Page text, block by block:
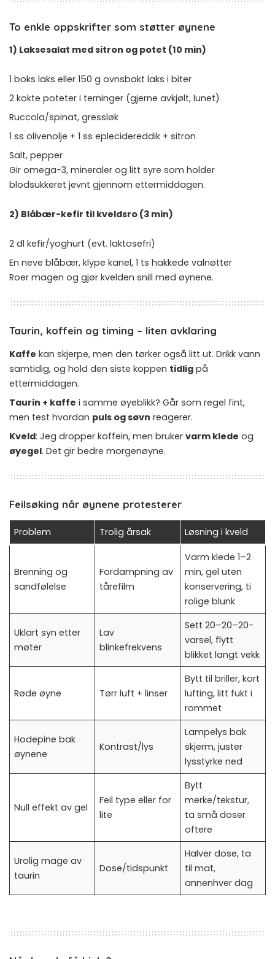
To enkle oppskrifter som støtter øynene
1) Laksesalat med sitron og potet (10 min)
1 boks laks eller 150 g ovnsbakt laks i biter
2 kokte poteter i terninger (gjerne avkjølt, lunet)
Ruccola/spinat, gressløk
1 ss olivenolje + 1 ss eplecidereddik + sitron
Salt, pepper
Gir omega-3, mineraler og litt syre som holder
blodsukkeret jevnt gjennom ettermiddagen.
2) Blåbær-kefir til kveldsro (3 min)
2 dl kefir/yoghurt (evt. laktosefri)
En neve blåbær, klype kanel, 1 ts hakkede valnøtter
Roer magen og gjør kvelden snill med øynene.
Taurin, koffein og timing – liten avklaring
Kaffe kan skjerpe, men den tørker også litt ut. Drikk vann
samtidig, og hold den siste koppen tidlig på
ettermiddagen.
Taurin + kaffe i samme øyeblikk? Går som regel fint,
men test hvordan puls og søvn reagerer.
Kveld: Jeg dropper koffein, men bruker varm klede og
øyegel. Det gir bedre morgenøyne.
Feilsøking når øynene protesterer
Problem Trolig årsak Løsning i kveld
Brenning og
sandfølelse
Fordampning av
tårefilm
Varm klede 1–2
min, gel uten
konservering, ti
rolige blunk
Uklart syn etter
møter
Lav
blinkefrekvens
Sett 20–20–20-
varsel, flytt
blikket langt vekk
Røde øyne Tørr luft + linser
Bytt til briller, kort
lufting, litt fukt i
rommet
Hodepine bak
øynene
Kontrast/lys
Lampelys bak
skjerm, juster
lysstyrke ned
Null effekt av gel
Feil type eller for
lite
Bytt
merke/tekstur,
ta små doser
oftere
Urolig mage av
taurin
Dose/tidspunkt
Halver dose, ta
til mat,
annenhver dag